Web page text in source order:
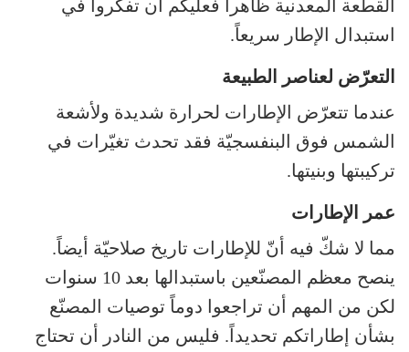
القطعة المعدنية ظاهراً فعليكم أن تفكروا في
استبدال الإطار سريعاً.
التعرّض لعناصر الطبيعة
عندما تتعرّض الإطارات لحرارة شديدة ولأشعة
الشمس فوق البنفسجيّة فقد تحدث تغيّرات في
تركيبتها وبنيتها.
عمر الإطارات
مما لا شكّ فيه أنّ للإطارات تاريخ صلاحيّة أيضاً.
ينصح معظم المصنّعين باستبدالها بعد 10 سنوات
لكن من المهم أن تراجعوا دوماً توصيات المصنّع
بشأن إطاراتكم تحديداً. فليس من النادر أن تحتاج